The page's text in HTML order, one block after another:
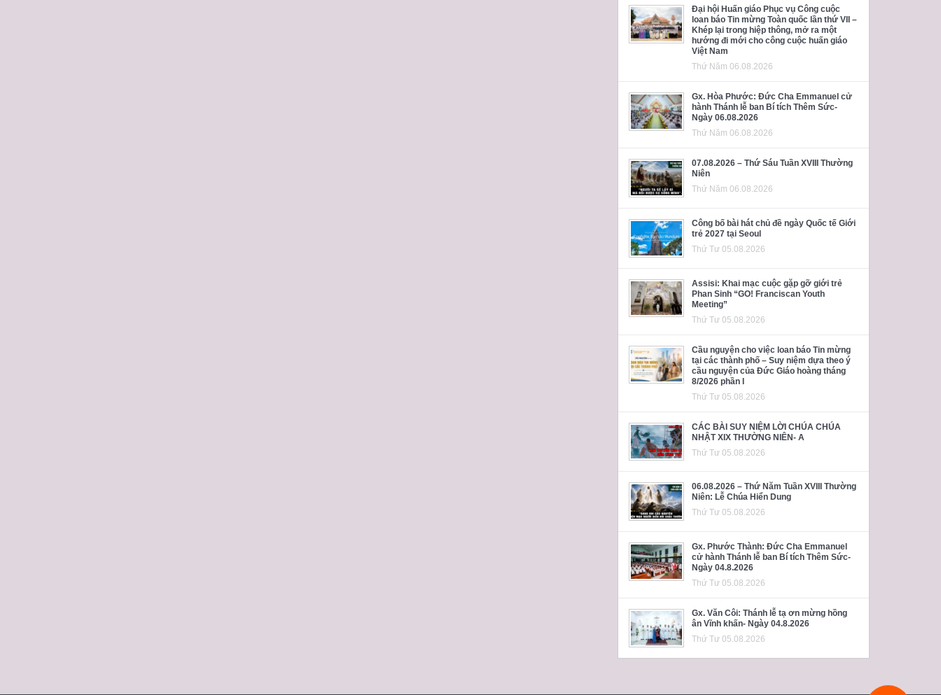
Đại hội Huấn giáo Phục vụ Công cuộc
loan báo Tin mừng Toàn quốc lần thứ VII –
Khép lại trong hiệp thông, mở ra một
hướng đi mới cho công cuộc huấn giáo
Việt Nam
Thứ Năm 06.08.2026
Gx. Hòa Phước: Đức Cha Emmanuel cử
hành Thánh lễ ban Bí tích Thêm Sức-
Ngày 06.08.2026
Thứ Năm 06.08.2026
07.08.2026 – Thứ Sáu Tuần XVIII Thường
Niên
Thứ Năm 06.08.2026
Công bố bài hát chủ đề ngày Quốc tế Giới
trẻ 2027 tại Seoul
Thứ Tư 05.08.2026
Assisi: Khai mạc cuộc gặp gỡ giới trẻ
Phan Sinh “GO! Franciscan Youth
Meeting”
Thứ Tư 05.08.2026
Cầu nguyện cho việc loan báo Tin mừng
tại các thành phố – Suy niệm dựa theo ý
cầu nguyện của Đức Giáo hoàng tháng
8/2026 phần I
Thứ Tư 05.08.2026
CÁC BÀI SUY NIỆM LỜI CHÚA CHÚA
NHẬT XIX THƯỜNG NIÊN- A
Thứ Tư 05.08.2026
06.08.2026 – Thứ Năm Tuần XVIII Thường
Niên: Lễ Chúa Hiển Dung
Thứ Tư 05.08.2026
Gx. Phước Thành: Đức Cha Emmanuel
cử hành Thánh lễ ban Bí tích Thêm Sức-
Ngày 04.8.2026
Thứ Tư 05.08.2026
Gx. Văn Côi: Thánh lễ tạ ơn mừng hồng
ân Vĩnh khấn- Ngày 04.8.2026
Thứ Tư 05.08.2026